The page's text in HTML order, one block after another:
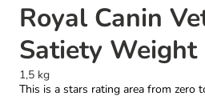
Royal Canin
Satiety
1,5 kg
This is a stars rating area from zero